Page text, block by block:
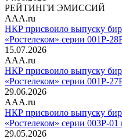
РЕЙТИНГИ ЭМИССИЙ
AAA.ru
НКР присвоило выпуску
«Ростелеком» серии 001Р-
15.07.2026
AAA.ru
НКР присвоило выпуску
«Ростелеком» серии 001Р-
29.06.2026
AAA.ru
НКР присвоило выпуску
«Ростелеком» серии 003Р-
29.05.2026